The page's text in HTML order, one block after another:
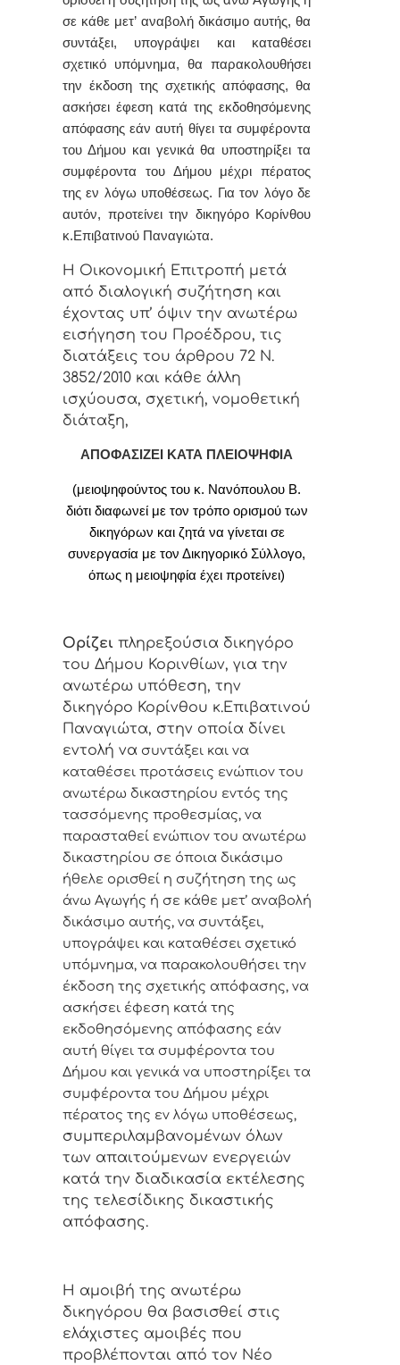
σε κάθε μετ’ αναβολή δικάσιμο αυτής, θα
συντάξει, υπογράψει και καταθέσει
σχετικό υπόμνημα, θα παρακολουθήσει
την έκδοση της σχετικής απόφασης, θα
ασκήσει έφεση κατά της εκδοθησόμενης
απόφασης εάν αυτή θίγει τα συμφέροντα
του Δήμου και γενικά θα υποστηρίξει τα
συμφέροντα του Δήμου μέχρι πέρατος
της εν λόγω υποθέσεως. Για τον λόγο δε
αυτόν, προτείνειτην δικηγόρο Κορίνθου
κ.Επιβατινού Παναγιώτα.
Η Οικονομική Επιτροπή μετά
από διαλογική συζήτηση και
έχοντας υπ’ όψιν την ανωτέρω
εισήγηση του Προέδρου, τις
διατάξεις του άρθρου 72 Ν.
3852/2010 και κάθε άλλη
ισχύουσα, σχετική, νομοθετική
διάταξη,
ΑΠΟΦΑΣΙΖΕΙ ΚΑΤΑ ΠΛΕΙΟΨΗΦΙΑ
(μειοψηφούντος του κ. Νανόπουλου Β.
διότι διαφωνεί με τον τρόπο ορισμού των
δικηγόρων και ζητά να γίνεται σε
συνεργασία με τον Δικηγορικό Σύλλογο,
όπως η μειοψηφία έχει προτείνει)
Ορίζει πληρεξούσια δικηγόρο
του Δήμου Κορινθίων, για την
ανωτέρω υπόθεση, την
δικηγόρο Κορίνθου κ.Επιβατινού
Παναγιώτα, στην οποία δίνει
εντολή να συντάξει και να
καταθέσει προτάσεις ενώπιον του
ανωτέρω δικαστηρίου εντός της
τασσόμενης προθεσμίας, να
παρασταθεί ενώπιον του ανωτέρω
δικαστηρίου σε όποια δικάσιμο
ήθελε ορισθεί η συζήτηση της ως
άνω Αγωγής ή σε κάθε μετ’ αναβολή
δικάσιμο αυτής, να συντάξει,
υπογράψει και καταθέσει σχετικό
υπόμνημα, να παρακολουθήσει την
έκδοση της σχετικής απόφασης, να
ασκήσει έφεση κατά της
εκδοθησόμενης απόφασης εάν
αυτή θίγει τα συμφέροντα του
Δήμου και γενικά να υποστηρίξει τα
συμφέροντα του Δήμου μέχρι
πέρατος της εν λόγω υποθέσεως,
συμπεριλαμβανομένων όλων
των απαιτούμενων ενεργειών
κατά την διαδικασία εκτέλεσης
της τελεσίδικης δικαστικής
απόφασης.
Η αμοιβή της ανωτέρω
δικηγόρου θα βασισθεί στις
ελάχιστες αμοιβές που
προβλέπονται από τον Νέο